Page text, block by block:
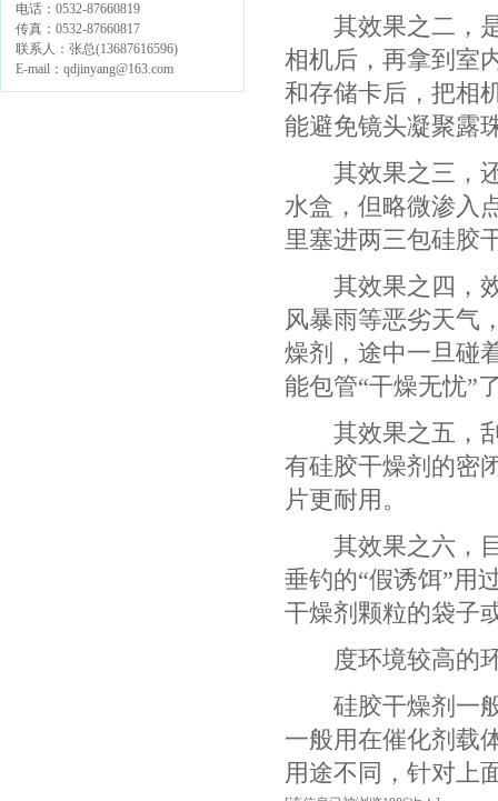
电话：0532-87660819
传真：0532-87660817
联系人：张总(13687616596)
E-mail：qdjinyang@163.com
其效果之二，是
相机后，再拿到室
和存储卡后，把相
能避免镜头凝聚露
其效果之三，还
水盒，但略微渗入
里塞进两三包硅胶
其效果之四，效
风暴雨等恶劣天气
燥剂，途中一旦碰
能包管“干燥无忧”
其效果之五，刮
有硅胶干燥剂的密
片更耐用。
其效果之六，目
垂钓的“假诱饵”用
干燥剂颗粒的袋子
度环境较高的环
硅胶干燥剂一般
一般用在催化剂载
用途不同，针对上